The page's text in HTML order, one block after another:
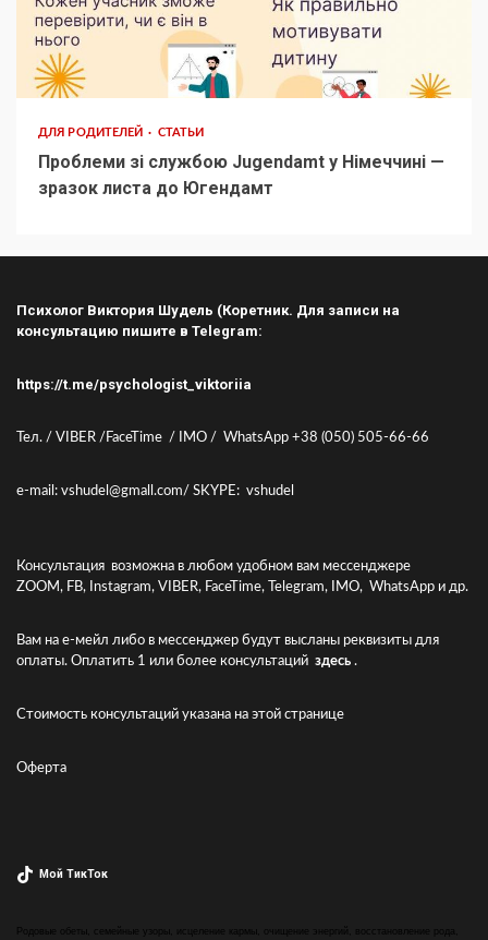
ДЛЯ РОДИТЕЛЕЙ СТАТЬИ
Проблеми зі службою Jugendamt у Німеччині —
зразок листа до Югендамт
Психолог Виктория Шудель (Коретник. Для записи на
консультацию пишите в Telegram:
https://t.me/psychologist_viktoriia
Тел. / VIBER /FaceTime / IMO / WhatsApp +38 (050) 505-66-66
e-mail: vshudel@gmall.com/ SKYPE: vshudel
Консультация возможна в любом удобном вам мессенджере
ZOOM, FB, Instagram, VIBER, FaceTime, Telegram, IMO, WhatsApp и др.
Вам на е-мейл либо в мессенджер будут высланы реквизиты для
оплаты. Оплатить 1 или более консультаций здесь .
Стоимость консультаций указана на этой странице
Оферта
Мой ТикТок
Родовые обеты, семейные узоры, исцеление кармы, очищение энергий, восстановление рода,